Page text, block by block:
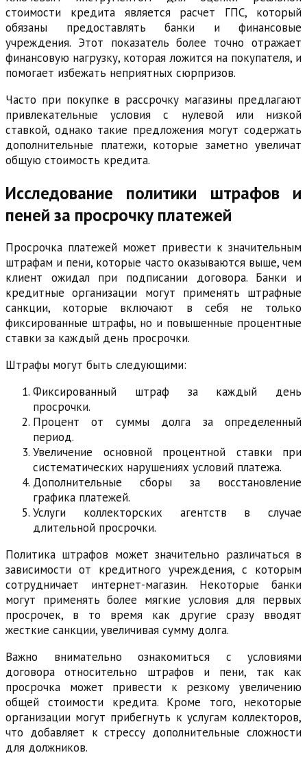
стоимости кредита является расчет ГПС, который
обязаны предоставлять банки и финансовые
учреждения. Этот показатель более точно отражает
финансовую нагрузку, которая ложится на покупателя, и
помогает избежать неприятных сюрпризов.
Часто при покупке в рассрочку магазины предлагают
привлекательные условия с нулевой или низкой
ставкой, однако такие предложения могут содержать
дополнительные платежи, которые заметно увеличат
общую стоимость кредита.
Исследование политики штрафов и
пеней за просрочку платежей
Просрочка платежей может привести к значительным
штрафам и пени, которые часто оказываются выше, чем
клиент ожидал при подписании договора. Банки и
кредитные организации могут применять штрафные
санкции, которые включают в себя не только
фиксированные штрафы, но и повышенные процентные
ставки за каждый день просрочки.
Штрафы могут быть следующими:
Фиксированный штраф за каждый день
просрочки.
Процент от суммы долга за определенный
период.
Увеличение основной процентной ставки при
систематических нарушениях условий платежа.
Дополнительные сборы за восстановление
графика платежей.
Услуги коллекторских агентств в случае
длительной просрочки.
Политика штрафов может значительно различаться в
зависимости от кредитного учреждения, с которым
сотрудничает интернет-магазин. Некоторые банки
могут применять более мягкие условия для первых
просрочек, в то время как другие сразу вводят
жесткие санкции, увеличивая сумму долга.
Важно внимательно ознакомиться с условиями
договора относительно штрафов и пени, так как
просрочка может привести к резкому увеличению
общей стоимости кредита. Кроме того, некоторые
организации могут прибегнуть к услугам коллекторов,
что добавляет к стрессу дополнительные сложности
для должников.